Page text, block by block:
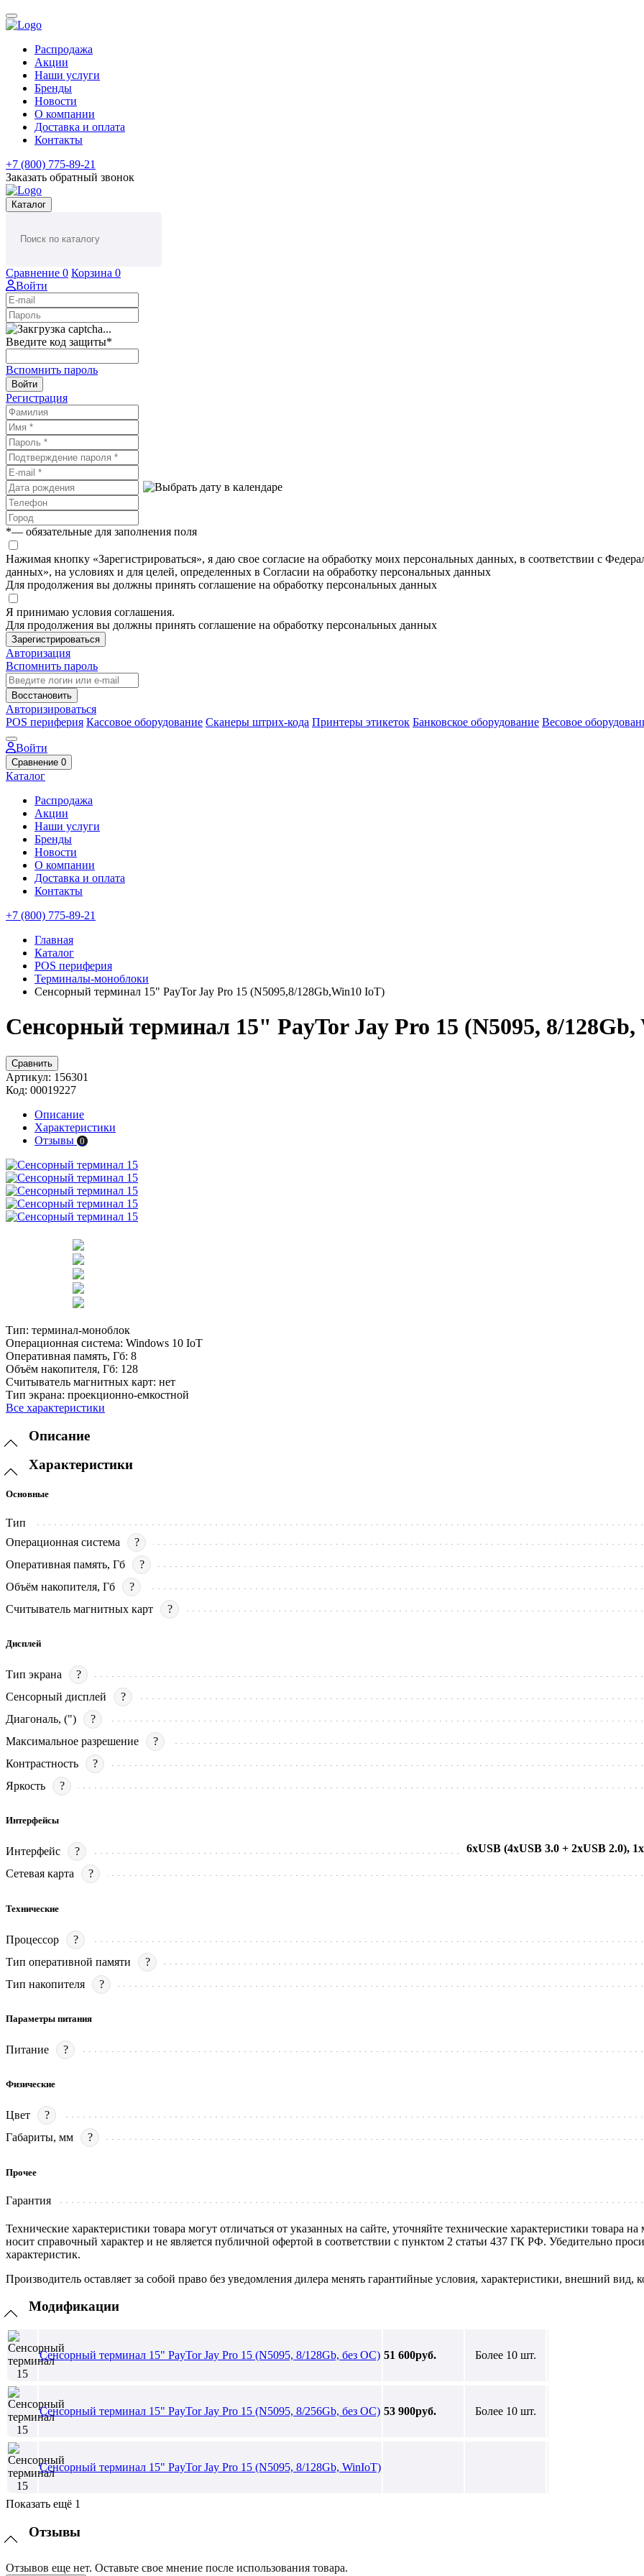
Распродажа
Акции
Наши услуги
Бренды
Новости
О компании
Доставка и оплата
Контакты
+7 (800) 775-89-21
Заказать обратный звонок
Каталог
Сравнение 0 Корзина 0
Войти
Введите код защиты*
Вспомнить пароль
Войти
Регистрация
*— обязательные для заполнения поля
Нажимая кнопку «Зарегистрироваться», я даю свое согласие на обработку моих персональных данных, в соответствии с
данных», на условиях и для целей, определенных в Согласии на обработку персональных данных
Для продолжения вы должны принять соглашение на обработку персональных данных
Я принимаю условия соглашения.
Для продолжения вы должны принять соглашение на обработку персональных данных
Зарегистрироваться
Авторизация
Вспомнить пароль
Восстановить
Авторизироваться
POS периферия Кассовое оборудование Сканеры штрих-кода Принтеры этикеток Банковское оборудование Весовое
Войти
Сравнение 0
Каталог
Распродажа
Акции
Наши услуги
Бренды
Новости
О компании
Доставка и оплата
Контакты
+7 (800) 775-89-21
Главная
Каталог
POS периферия
Терминалы-моноблоки
Сенсорный терминал 15" PayTor Jay Pro 15 (N5095,8/128Gb,Win10 IoT)
Сенсорный терминал 15" PayTor Jay Pro 15 (N5095, 8/
Сравнить
Артикул: 156301
Код: 00019227
Описание
Характеристики
Отзывы 0
Тип: терминал-моноблок
Операционная система: Windows 10 IoT
Оперативная память, Гб: 8
Объём накопителя, Гб: 128
Считыватель магнитных карт: нет
Тип экрана: проекционно-емкостной
Все характеристики
Описание
Характеристики
Основные
Тип
Операционная система
?
Оперативная память, Гб
?
Объём накопителя, Гб
?
Считыватель магнитных карт
?
Дисплей
Тип экрана
?
Сенсорный дисплей
?
Диагональ, (")
?
Максимальное разрешение
?
Контрастность
?
Яркость
?
Интерфейсы
Интерфейс ? 6хUSB (4xUSB 3.0 + 2xUSB 2.0),
Сетевая карта ?
Технические
Процессор
?
Тип оперативной памяти
?
Тип накопителя
?
Параметры питания
Питание ?
Физические
Цвет
?
Габариты, мм
?
Прочее
Гарантия
Технические характеристики товара могут отличаться от указанных на сайте, уточняйте технические характеристики
носит справочный характер и не является публичной офертой в соответствии с пунктом 2 статьи 437 ГК РФ. Убедительно
характеристик.
Производитель оставляет за собой право без уведомления дилера менять гарантийные условия, характеристики, внешний вид,
Модификации
Сенсорный терминал 15" PayTor Jay Pro 15 (N5095, 8/128Gb, без ОС) 51 600руб. Более 10 шт.
Сенсорный терминал 15" PayTor Jay Pro 15 (N5095, 8/256Gb, без ОС) 53 900руб. Более 10 шт.
Сенсорный терминал 15" PayTor Jay Pro 15 (N5095, 8/128Gb, WinIoT)
Показать ещё 1
Отзывы
Отзывов еще нет. Оставьте свое мнение после использования товара.